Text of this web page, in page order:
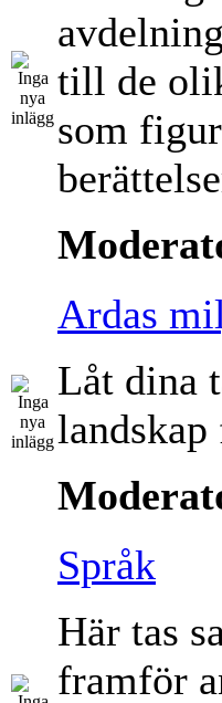
till de
som
Ardas
Låt dina
Språk
Här tas
framför